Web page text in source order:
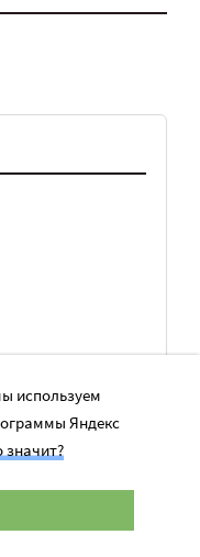
используем
Яндекс
значит?